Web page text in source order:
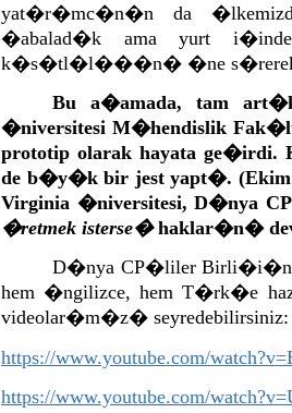
yat�r�mc�n�n da
�abalad�k ama yurt
k�s�tl�l���n� �ne s�rerek
Bu a�amada, tam
�niversitesi M�hendislik
prototip olarak hayata ge�irdi.
de b�y�k bir jest yapt�. (Ekim
Virginia �niversitesi, D�nya
�retmek isterse�haklar�n�
D�nya CP�liler
hem �ngilizce, hem T�rk�e
videolar�m�z� seyredebilirsiniz:
https://www.youtube.com/
https://www.youtube.com/